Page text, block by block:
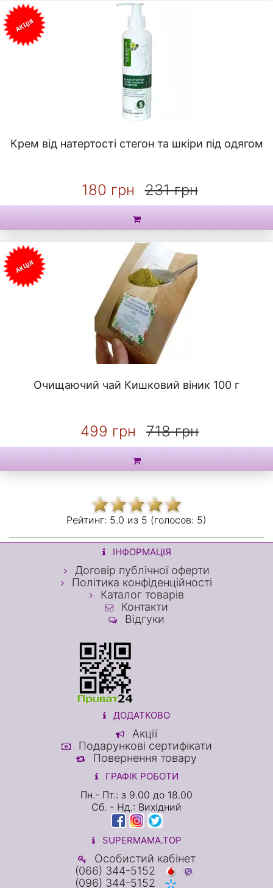
Крем від натертості стегон та шкіри під одягом
АКЦІЯ
180 грн 231 грн
Очищаючий чай Кишковий віник 100 г
АКЦІЯ
499 грн 718 грн
Рейтинг: 5.0 из 5 (голосов: 5)
ІНФОРМАЦІЯ
Договір публічної оферти
Політика конфіденційності
Каталог товарів
Контакти
Відгуки
ДОДАТКОВО
Акції
Подарункові сертифікати
Повернення товару
ГРАФІК РОБОТИ
Пн.- Пт.: з 9.00 до 18.00
Сб. - Нд.: Вихідний
SUPERMAMA.TOP
Особистий кабінет
(066) 344-5152
(096) 344-5152